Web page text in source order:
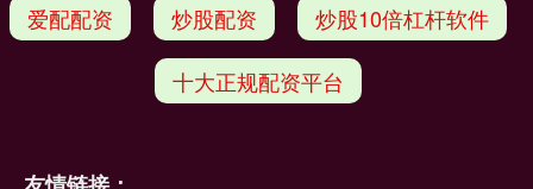
爱配配资 炒股配资 炒股10倍杠杆软件
十大正规配资平台